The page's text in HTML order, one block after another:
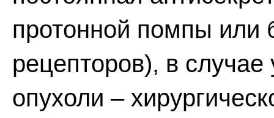
протонной помпы или
рецепторов), в
опухоли –